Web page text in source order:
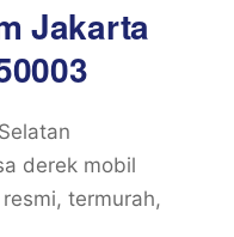
Jakarta
derek mobil
termurah,